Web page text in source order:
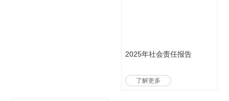
2025年社会责任报告
了解更多